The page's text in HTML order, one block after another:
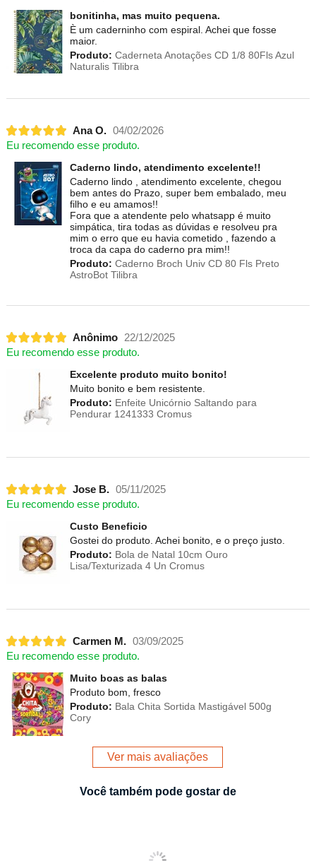
bonitinha, mas muito pequena.
È um caderninho com espiral. Achei que fosse
maior.
Produto: Caderneta Anotações CD 1/8 80Fls Azul
Naturalis Tilibra
Ana O. 04/02/2026
Eu recomendo esse produto.
Caderno lindo, atendimento excelente!!
Caderno lindo , atendimento excelente, chegou
bem antes do Prazo, super bem embalado, meu
filho e eu amamos!!
Fora que a atendente pelo whatsapp é muito
simpática, tira todas as dúvidas e resolveu pra
mim o erro que eu havia cometido , fazendo a
troca da capa do caderno pra mim!!
Produto: Caderno Broch Univ CD 80 Fls Preto
AstroBot Tilibra
Anônimo
22/12/2025
Eu recomendo esse produto.
Excelente produto muito bonito!
Muito bonito e bem resistente.
Produto: Enfeite Unicórnio Saltando para
Pendurar 1241333 Cromus
Jose B. 05/11/2025
Eu recomendo esse produto.
Custo Beneficio
Gostei do produto. Achei bonito, e o preço justo.
Produto: Bola de Natal 10cm Ouro
Lisa/Texturizada 4 Un Cromus
Carmen M. 03/09/2025
Eu recomendo esse produto.
Muito boas as balas
Produto bom, fresco
Produto: Bala Chita Sortida Mastigável 500g
Cory
Ver mais avaliações
Você também pode gostar de